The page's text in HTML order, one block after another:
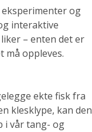
og
interaktive
– enten det er
må oppleves.
ekte fisk fra
klesklype, kan den
i vår tang- og